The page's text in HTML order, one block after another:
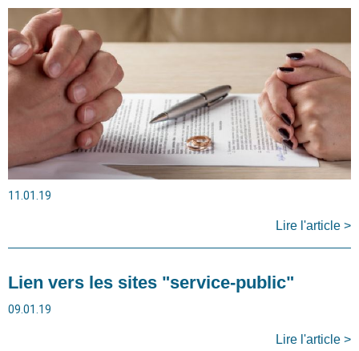
11.01.19
Lire l'article >
Lien vers les sites "service-public"
09.01.19
Lire l'article >